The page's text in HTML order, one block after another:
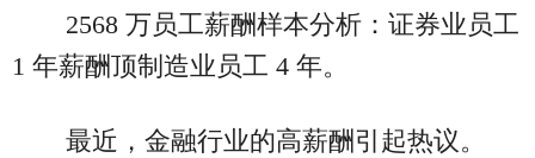
2568 万员工薪酬样本分析：证券业员工
1 年薪酬顶制造业员工 4 年。
最近，金融行业的高薪酬引起热议。